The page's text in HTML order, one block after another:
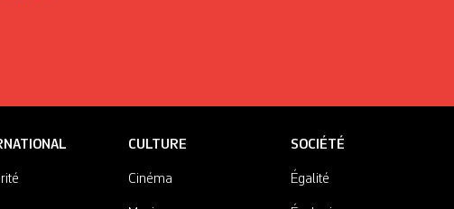
CULTURE
Cinéma
SOCIÉTÉ
Égalité